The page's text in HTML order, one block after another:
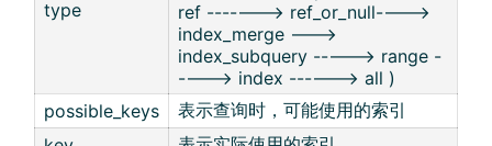
type
ref -------> ref_or_null---->
index_merge --->
index_subquery -----> range -
----> index ------> all )
possible_keys
表示查询时，可能使用的索引